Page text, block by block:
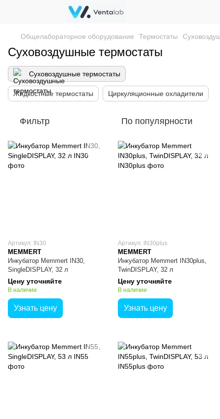
Общелабораторное оборудование Термостаты
Суховоздушные термостаты
Суховоздушные термостаты
Жидкостные термостаты Циркуляционные охладители
Фильтр По популярности
Артикул: IN30
MEMMERT
Инкубатор Memmert IN30,
SingleDISPLAY, 32 л
Цену уточняйте
В наличии
Узнать цену
Артикул: IN30plus
MEMMERT
Инкубатор Memmert IN30plus,
TwinDISPLAY, 32 л
Цену уточняйте
В наличии
Узнать цену